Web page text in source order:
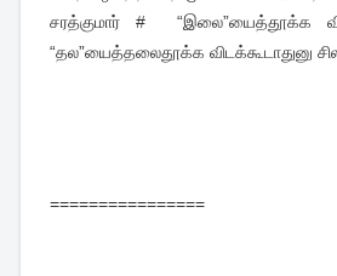
சரத்குமார் # “இலை”யைத்தூக்க
“தல”யைத்தலைதூக்க விடக்கூடாதுனு
================